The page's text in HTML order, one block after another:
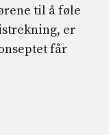
til å føle
er
får